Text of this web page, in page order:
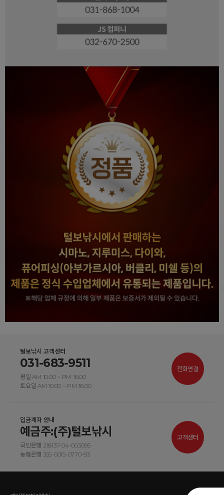
털보낚시 고객센터
031-683-9511
평일 AM 10:00 ~ PM 16:00
토요일 AM 10:00 ~ PM 16:00
전화연결
입금계좌 안내
예금주:(주)털보낚시
국민은행 218137-04-003095
농협은행 355-0015-0770-93
고객센터